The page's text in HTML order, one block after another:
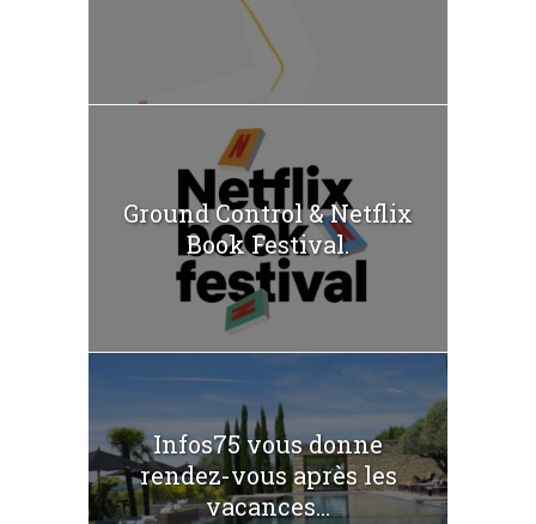
Ground Control & Netflix
Book Festival.
Infos75 vous donne
rendez-vous après les
vacances...